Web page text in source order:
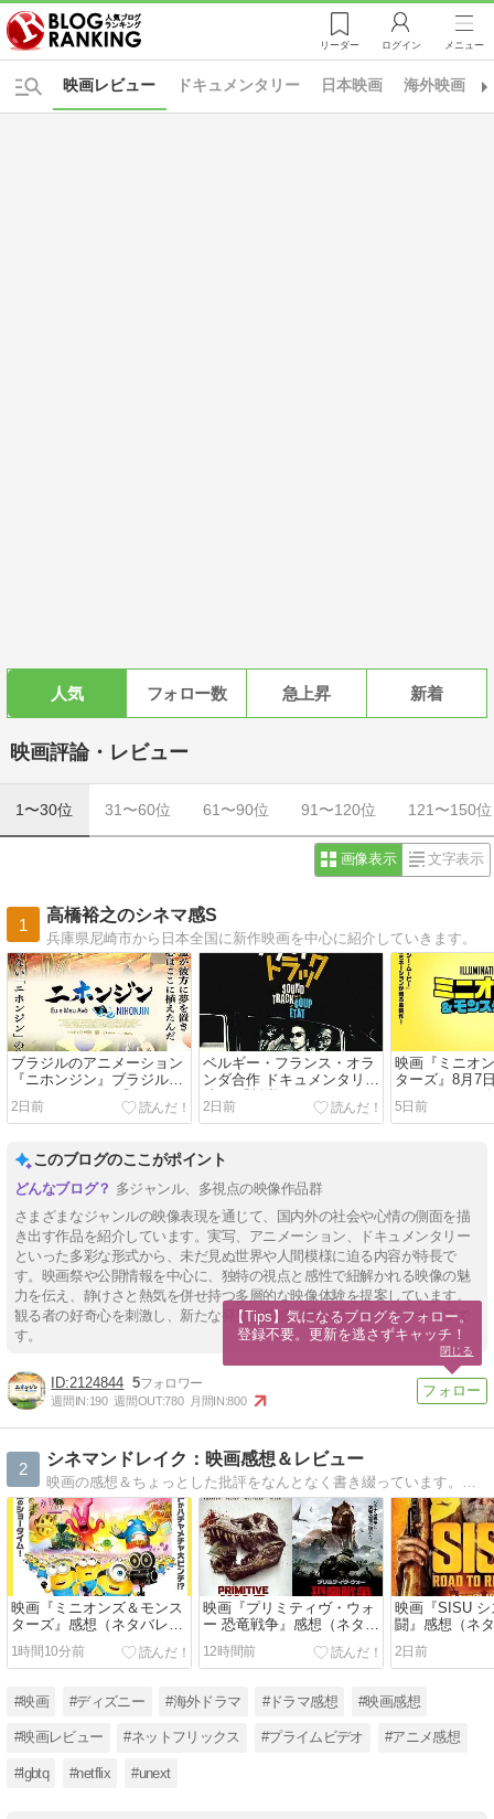
リーダー ログイン メニュー
ドキュメンタリー 日本映画
映画レビュー 海外映画
人気 フォロー数 急上昇 新着
映画評論・レビュー
1〜30位 31〜60位 61〜90位 91〜120位 121〜150位
画像表示 文字表示
1
高橋裕之のシネマ感S
兵庫県尼崎市から日本全国に新作映画を中心に紹介していきます。
ブラジルのアニメーション
『ニホンジン』ブラジルの
アニメーション 『ニホンジ
ン』
2日前
ベルギー・フランス・オラ
ンダ合作 ドキュメンタリー
映画 『叛逆のサウンドトラ
ック』８月７日（金）公開
2日前
映画『ミニオ
ターズ』8月7
ロードショー
ゃんも楽しめ
5日前
このブログのここがポイント
多ジャンル、多視点の映像作品群
さまざまなジャンルの映像表現を通じて、国内外の社会や心情の側面を描
き出す作品を紹介しています。実写、アニメーション、ドキュメンタリー
といった多彩な形式から、未だ見ぬ世界や人間模様に迫る内容が特長で
す。映画祭や公開情報を中心に、独特の視点と感性で紐解かれる映像の魅
力を伝え、静けさと熱気を併せ持つ多層的な映像体験を提案しています。
観る者の好奇心を刺激し、新たな発見と共感を呼び起こすラインナップで
す。
2124844 5
週間IN:190 週間OUT:780 月間IN:800
2
シネマンドレイク：映画感想＆レビュー
映画の感想＆ちょっとした批評をなんとなく書き綴っています。ネタバレもあるので注意です。
映画『ミニオンズ＆モンス
ターズ』感想（ネタバレ）
…ハリウッド黎明期は楽し
い！
1時間10分前
映画『プリミティヴ・ウォ
ー 恐竜戦争』感想（ネタバ
レ）…戦争よりも恐竜を愛
そう
12時間前
映画『SISU
闘』感想（ネ
SISU2は老人
2日前
#映画 #ディズニー #海外ドラマ #ドラマ感想 #映画感想
#映画レビュー #ネットフリックス #プライムビデオ #アニメ感想
#lgbtq #netflix #unext
【Tips】気になるブログをフォロー。
登録不要。更新を逃さずキャッチ！
閉じる